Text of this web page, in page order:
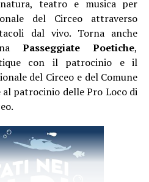
si incroceranno proposte
Presso l’Infermeria dei
spettacolo di teatro-danza
di Piedi Scalzi, un’opera
femminile medievale,
accenderà con le maestose
fuoco e teatro fisico della
questa edizione sarà la visita
nel Giardino degli Ulivi del
teatro e musica per
del Circeo attraverso
dal vivo. Torna anche
Passeggiate Poetiche,
con il patrocinio e il
del Circeo e del Comune
al patrocinio delle Pro Loco di